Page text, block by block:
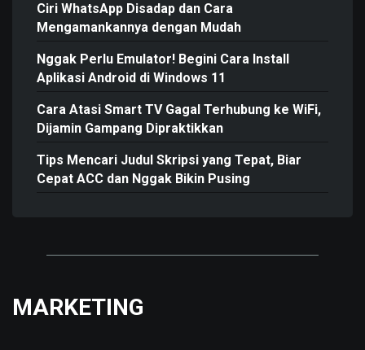
Ciri WhatsApp Disadap dan Cara
Mengamankannya dengan Mudah
Nggak Perlu Emulator! Begini Cara Install
Aplikasi Android di Windows 11
Cara Atasi Smart TV Gagal Terhubung ke WiFi,
Dijamin Gampang Dipraktikkan
Tips Mencari Judul Skripsi yang Tepat, Biar
Cepat ACC dan Nggak Bikin Pusing
MARKETING